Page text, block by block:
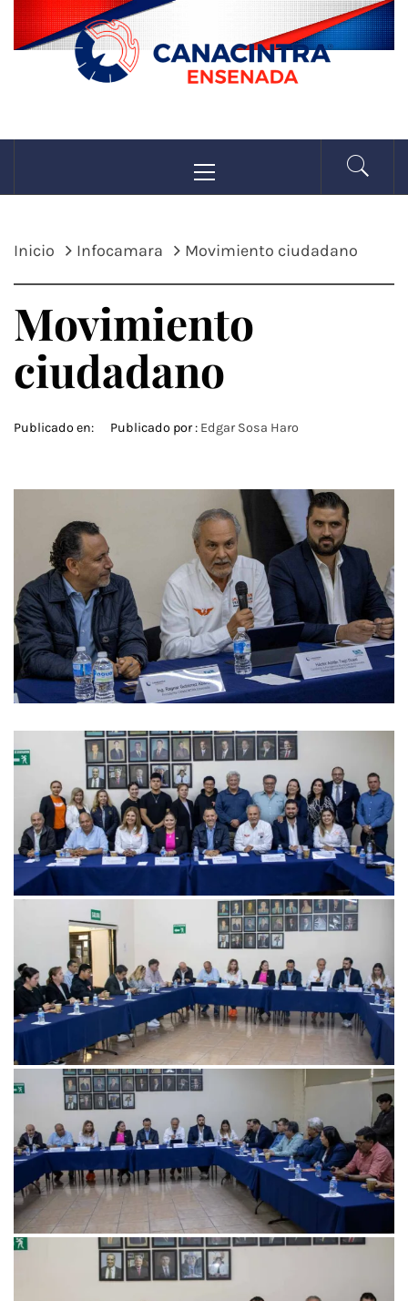
Saltar
contenido
CANACINTRA
ENSENADA
principal
Inicio Infocamara Movimiento ciudadano
Movimiento
ciudadano
Publicado en: Publicado por : Edgar Sosa Haro